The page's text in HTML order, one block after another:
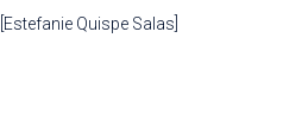
[Estefanie Quispe Salas]